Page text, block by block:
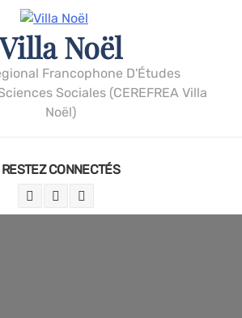
Villa Noël
Francophone D'Études
Sociales (CEREFREA Villa
Noël)
RESTEZ CONNECTÉS